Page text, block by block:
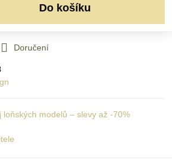
Do košíku
Doručení
loňských modelů – slevy až -70%